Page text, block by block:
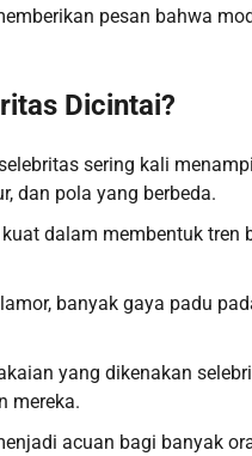
pesan bahwa
Dicintai?
sering kali
dan pola yang berbeda.
dalam membentuk
banyak gaya padu
yang dikenakan
mereka.
acuan bagi banyak